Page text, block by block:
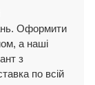
Оформити
а наші
з
по всій